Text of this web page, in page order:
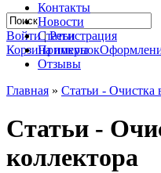
Войти|Регистрация
Корзина покупок
Контакты
Новости
Статьи
Примеры
Отзывы
Главная » Статьи - Очистка
Статьи -
коллектора